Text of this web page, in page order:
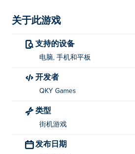
关于此游戏
支持的设备
电脑, 手机和平板
开发者
QKY Games
类型
街机游戏
发布日期